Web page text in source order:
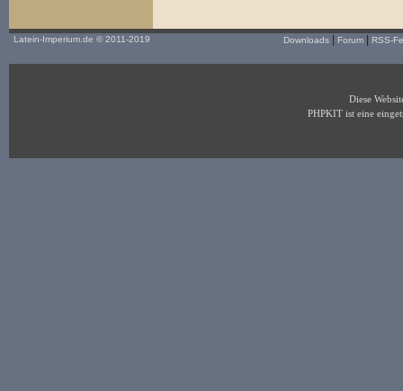
Latein-Imperium.de © 2011-2019 Downloads Forum RSS-
Diese
PHPKIT ist eine